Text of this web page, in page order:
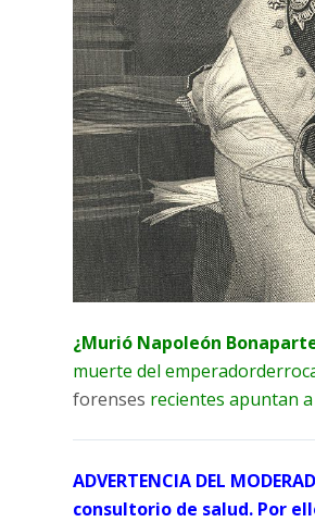
¿Murió Napoleón
muerte del
forenses recientes apuntan
ADVERTENCIA DEL
consultorio de salud. Por